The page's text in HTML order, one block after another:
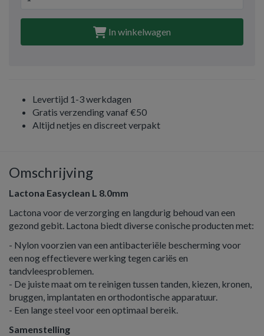
In winkelwagen
Levertijd 1-3 werkdagen
Gratis verzending vanaf €50
Altijd netjes en discreet verpakt
Omschrijving
Lactona Easyclean L 8.0mm
Lactona voor de verzorging en langdurig behoud van een
gezond gebit. Lactona biedt diverse conische producten met:
- Nylon voorzien van een antibacteriële bescherming voor
een nog effectievere werking tegen cariës en
tandvleesproblemen.
- De juiste maat om te reinigen tussen tanden, kiezen, kronen,
bruggen, implantaten en orthodontische apparatuur.
- Een lange steel voor een optimaal bereik.
Samenstelling